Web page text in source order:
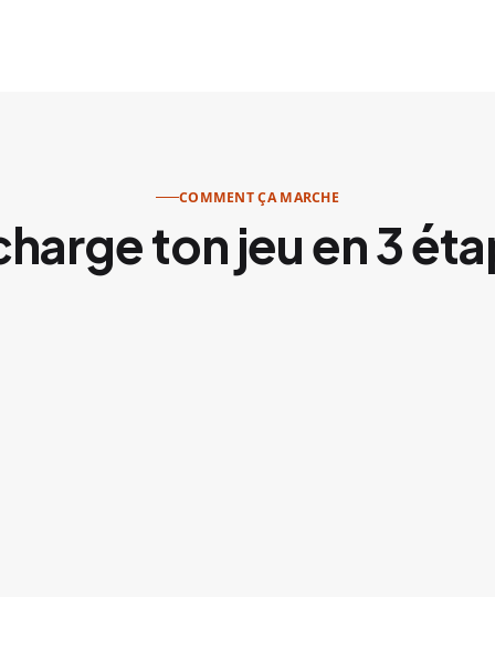
COMMENT ÇA MARCHE
ton jeu en 3